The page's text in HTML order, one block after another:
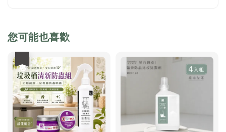
您可能也喜歡